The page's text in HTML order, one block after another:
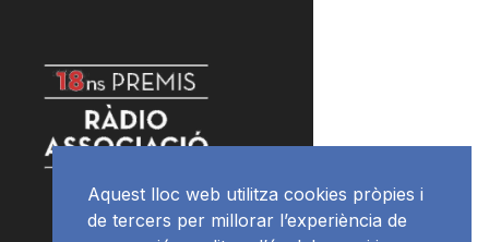
Aquest lloc web utilitza cookies pròpies i
de tercers per millorar l’experiència de